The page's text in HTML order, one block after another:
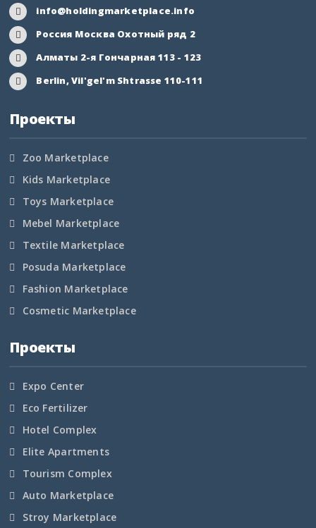
Кабардино-Балкария
Калининградская
область
Калмыкия
Камчатский край
Карачаево-Черкесия
Кемеровская область
Кировская область
Красноярский край
Курганская область
info@holdingmarketplace.info
Россия Москва Охотный ряд 2
Алматы 2-я Гончарная 113 - 123
Berlin, Vil'gel'm Shtrasse 110-111
Проекты
Zoo Marketplace
Kids Marketplace
Toys Marketplace
Mebel Marketplace
Textile Marketplace
Posuda Marketplace
Fashion Marketplace
Cosmetic Marketplace
Проекты
Expo Center
Eco Fertilizer
Hotel Complex
Elite Apartments
Tourism Complex
Auto Marketplace
Stroy Marketplace